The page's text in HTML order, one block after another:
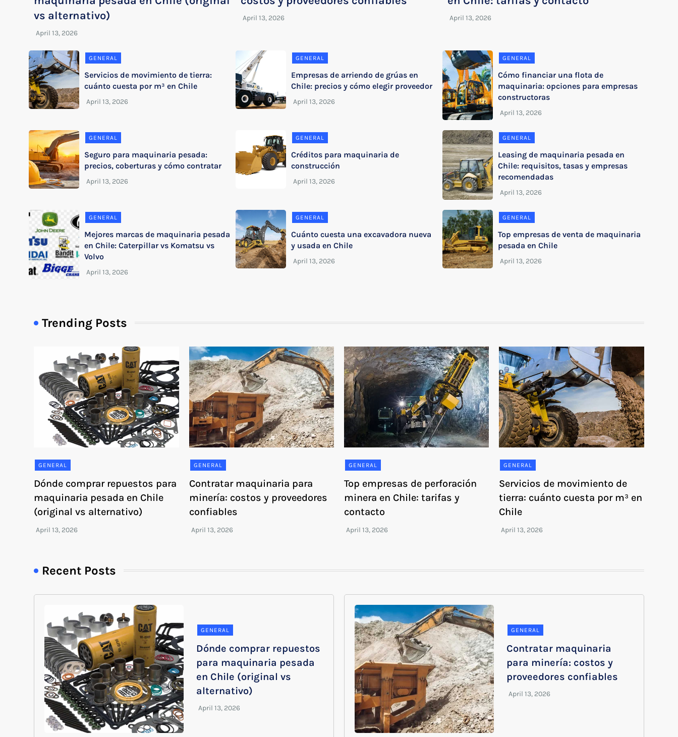
vs alternativo)
GENERAL
Servicios de movimiento de tierra:
cuánto cuesta por m³ en Chile
GENERAL
Empresas de arriendo de grúas en
Chile: precios y cómo elegir proveedor
GENERAL
Cómo financiar una flota de
maquinaria: opciones para empresas
constructoras
GENERAL
Seguro para maquinaria pesada:
precios, coberturas y cómo contratar
GENERAL
Créditos para maquinaria de
construcción
GENERAL
Leasing de maquinaria pesada en
Chile: requisitos, tasas y empresas
recomendadas
GENERAL
Mejores marcas de maquinaria pesada
en Chile: Caterpillar vs Komatsu vs
Volvo
GENERAL
Cuánto cuesta una excavadora nueva
y usada en Chile
GENERAL
Top empresas de venta de maquinaria
pesada en Chile
Trending Posts
GENERAL
Dónde comprar repuestos para
maquinaria pesada en Chile
(original vs alternativo)
GENERAL
Contratar maquinaria para
minería: costos y proveedores
confiables
GENERAL
Top empresas de perforación
minera en Chile: tarifas y
contacto
GENERAL
Servicios de movimiento de
tierra: cuánto cuesta por m³ en
Chile
Recent Posts
GENERAL
Dónde comprar repuestos
para maquinaria pesada
en Chile (original vs
alternativo)
GENERAL
Contratar maquinaria
para minería: costos y
proveedores confiables